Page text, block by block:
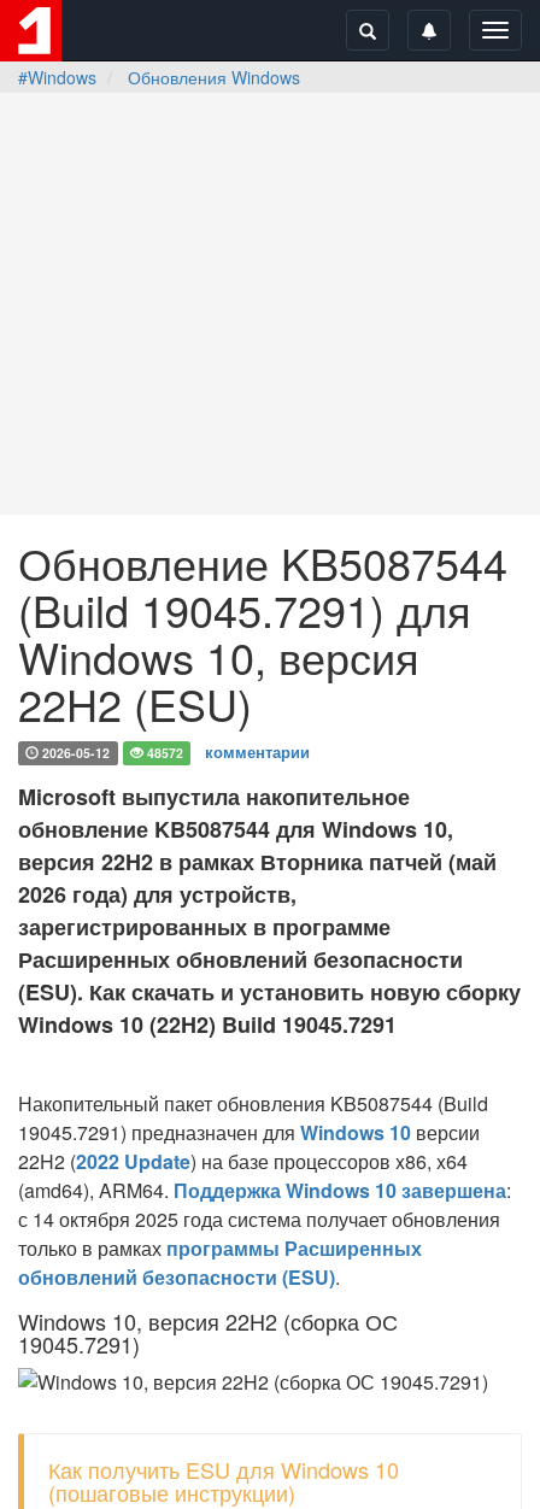
#Windows
Обновления Windows
Обновление KB5087544
(Build 19045.7291) для
Windows 10, версия
22H2 (ESU)
2026-05-12 48572 комментарии
Microsoft выпустила накопительное
обновление KB5087544 для Windows 10,
версия 22H2 в рамках Вторника патчей (май
2026 года) для устройств,
зарегистрированных в программе
Расширенных обновлений безопасности
(ESU). Как скачать и установить новую сборку
Windows 10 (22H2) Build 19045.7291
Накопительный пакет обновления KB5087544 (Build
19045.7291) предназначен для Windows 10 версии
22H2 (2022 Update) на базе процессоров x86, x64
(amd64), ARM64. Поддержка Windows 10 завершена:
с 14 октября 2025 года система получает обновления
только в рамках программы Расширенных
обновлений безопасности (ESU).
Windows 10, версия 22H2 (сборка ОС
19045.7291)
Как получить ESU для Windows 10
(пошаговые инструкции)